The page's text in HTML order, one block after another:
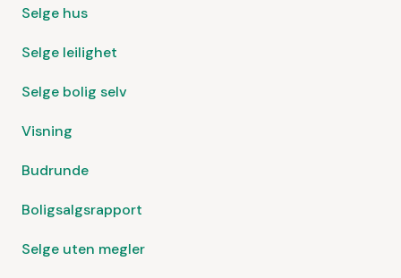
Selge hus
Selge leilighet
Selge bolig selv
Visning
Budrunde
Boligsalgsrapport
Selge uten megler